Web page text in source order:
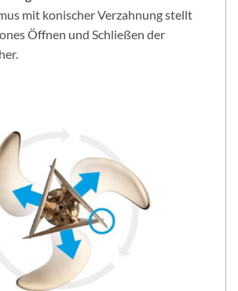
mit konischer Verzahnung stellt
Öffnen und Schließen der